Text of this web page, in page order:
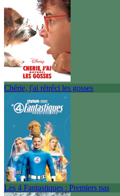
Chérie, j'ai rétréci les gosses
Les 4 Fantastiques : Premiers pas